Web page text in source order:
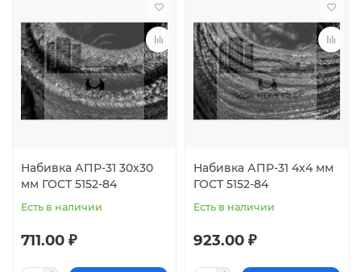
Набивка АПР-31 30х30
мм ГОСТ 5152-84
Есть в наличии
711.00 ₽
Набивка АПР-31 4х4 мм
ГОСТ 5152-84
Есть в наличии
923.00 ₽